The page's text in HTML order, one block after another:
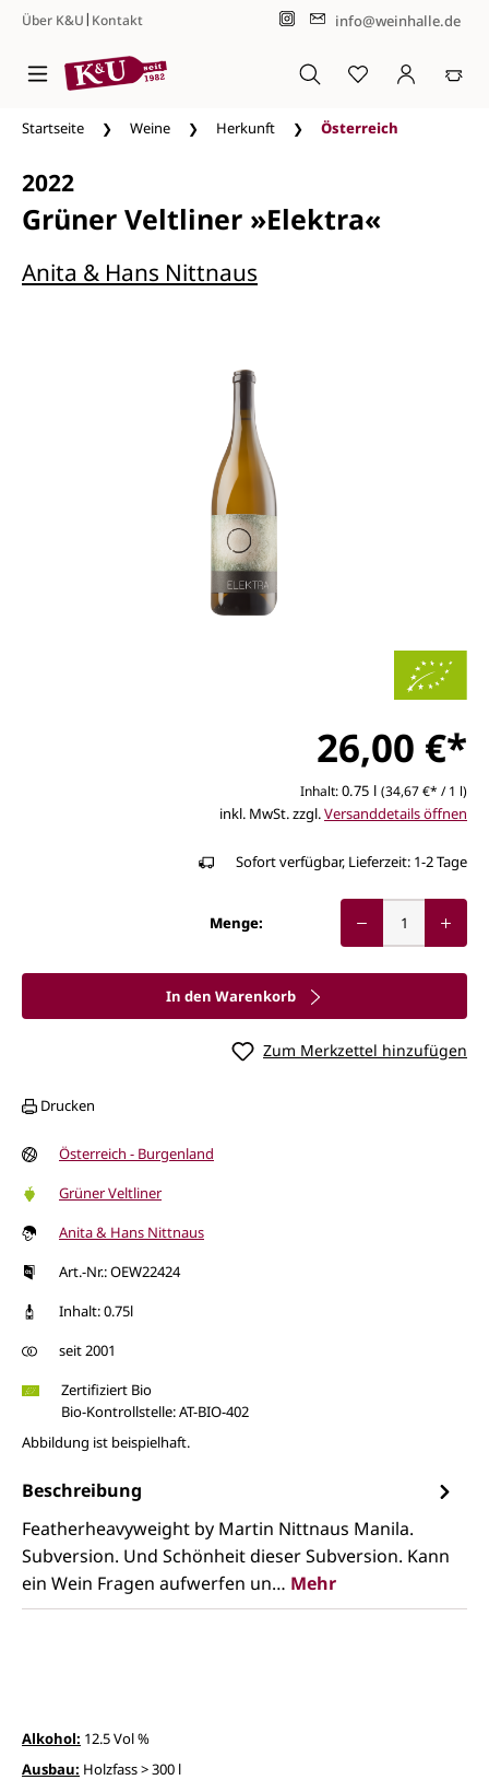
Zum Hauptinhalt springen
Über K&U| Kontakt info@weinhalle.de
Startseite Weine Herkunft Österreich
2022
Grüner Veltliner »Elektra«
Anita & Hans Nittnaus
26,00 €*
Inhalt:0.75 l (34,67 €* / 1 l)
inkl. MwSt. zzgl.Versanddetails öffnen
Sofort verfügbar, Lieferzeit: 1-2 Tage
Menge:
In den Warenkorb
Zum Merkzettel hinzufügen
Drucken
Österreich - Burgenland
Grüner Veltliner
Anita & Hans Nittnaus
Art.-Nr.: OEW22424
Inhalt: 0.75l
seit 2001
Zertifiziert Bio
Bio-Kontrollstelle: AT-BIO-402
Abbildung ist beispielhaft.
Beschreibung
Featherheavyweight by Martin Nittnaus Manila.
Subversion. Und Schönheit dieser Subversion. Kann
ein Wein Fragen aufwerfen un… Mehr
Alkohol: 12.5 Vol %
Ausbau: Holzfass > 300 l